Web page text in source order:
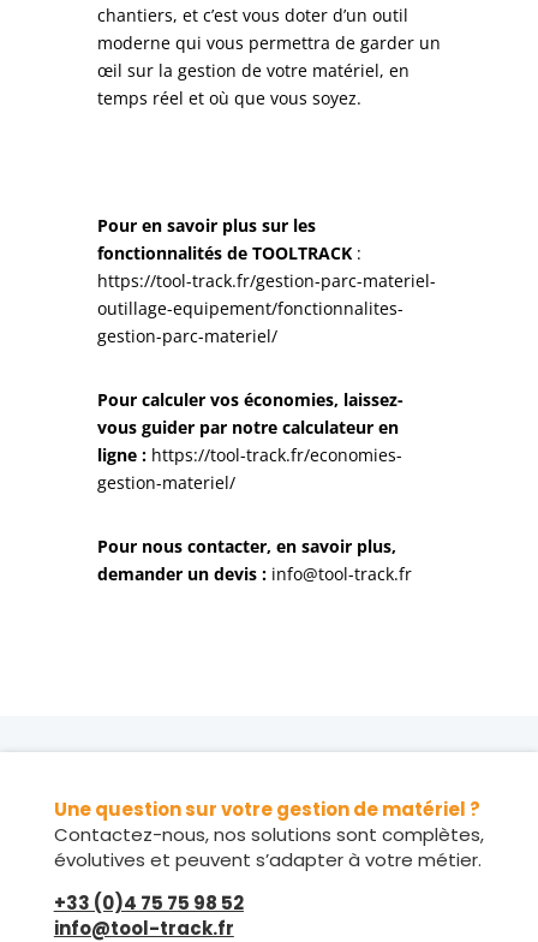
chantiers, et c’est vous doter d’un outil
moderne qui vous permettra de garder un
œil sur la gestion de votre matériel, en
temps réel et où que vous soyez.
Pour en savoir plus sur les
fonctionnalités de TOOLTRACK :
https://tool-track.fr/gestion-parc-materiel-
outillage-equipement/fonctionnalites-
gestion-parc-materiel/
Pour calculer vos économies, laissez-
vous guider par notre calculateur en
ligne : https://tool-track.fr/economies-
gestion-materiel/
Pour nous contacter, en savoir plus,
demander un devis : info@tool-track.fr
Une question sur votre gestion de matériel ?
Contactez-nous, nos solutions sont complètes,
évolutives et peuvent s’adapter à votre métier.
+33 (0)4 75 75 98 52
info@tool-track.fr